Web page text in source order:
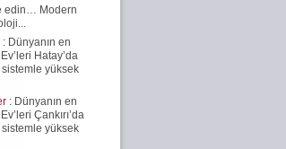
edin… Modern
: Dünyanın en
Hatay’da
yüksek
: Dünyanın en
Çankırı’da
yüksek